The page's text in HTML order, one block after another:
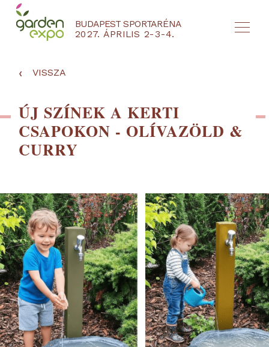
BUDAPEST SPORTARÉNA
2027. ÁPRILIS 2-3-4.
NYEREMÉNYJÁTÉK / REGISZTRÁCIÓ
‹ VISSZA
ÚJ SZÍNEK A KERTI
CSAPOKON - OLÍVAZÖLD &
CURRY